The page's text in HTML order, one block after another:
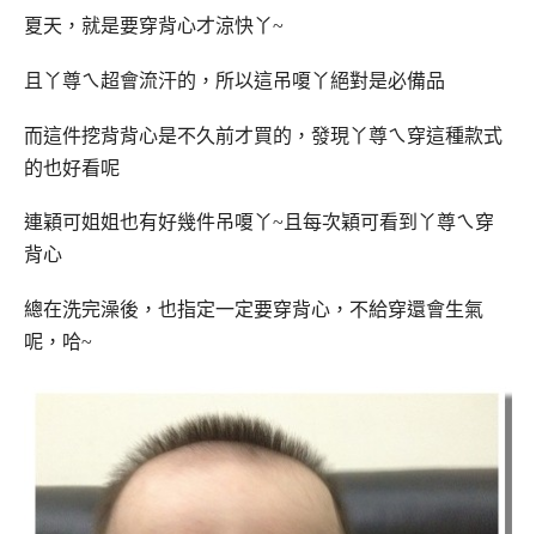
夏天，就是要穿背心才涼快丫~
且丫尊ㄟ超會流汗的，所以這吊嗄丫絕對是必備品
而這件挖背背心是不久前才買的，發現丫尊ㄟ穿這種款式
的也好看呢
連穎可姐姐也有好幾件吊嗄丫~且每次穎可看到丫尊ㄟ穿
背心
總在洗完澡後，也指定一定要穿背心，不給穿還會生氣
呢，哈~